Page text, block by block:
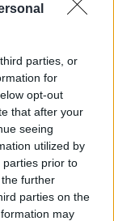
parties, or
for
opt-out
that after your
seeing
utilized by
parties prior to
further
parties on the
may